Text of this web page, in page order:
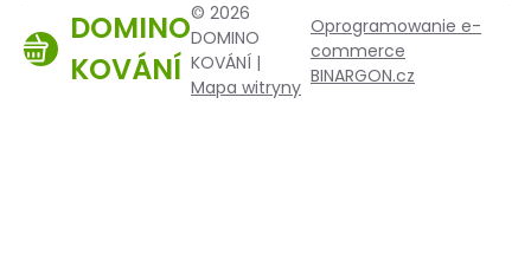
DOMINO
KOVÁNÍ
© 2026
DOMINO
KOVÁNÍ |
Mapa witryny
Oprogramowanie e-
commerce
BINARGON.cz